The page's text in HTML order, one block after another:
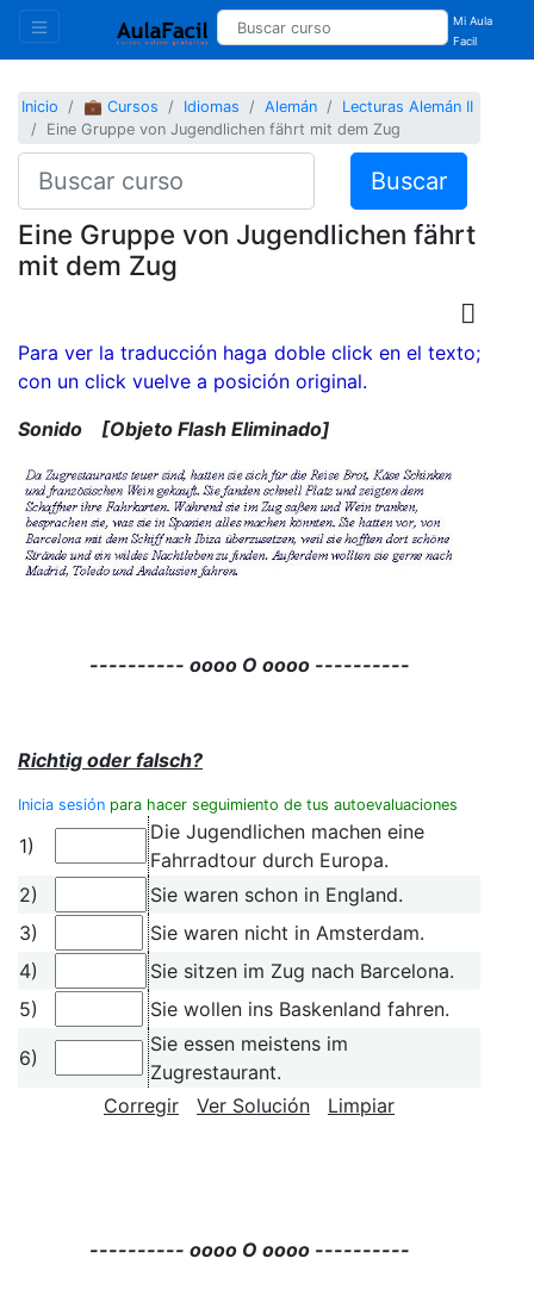
Mi Aula
Facil
Inicio 💼 Cursos Idiomas Alemán
Lecturas Alemán II
Eine Gruppe von Jugendlichen fährt mit dem Zug
Buscar
Eine Gruppe von Jugendlichen fährt
mit dem Zug
Para ver la traducción haga doble click en el texto;
con un click vuelve a posición original.
Sonido
[Objeto Flash Eliminado]
---------- oooo O oooo ----------
Richtig oder falsch?
Inicia sesión para hacer seguimiento de tus autoevaluaciones
1)
Die Jugendlichen machen eine
Fahrradtour durch Europa.
2)
Sie waren schon in England.
3)
Sie waren nicht in Amsterdam.
4)
Sie sitzen im Zug nach Barcelona.
5)
Sie wollen ins Baskenland fahren.
6)
Sie essen meistens im
Zugrestaurant.
Corregir
Ver Solución Limpiar
---------- oooo O oooo ----------